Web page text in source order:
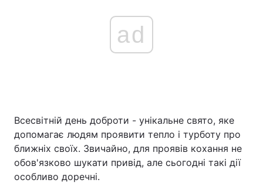
ad
Всесвітній день доброти - унікальне свято, яке
допомагає людям проявити тепло і турботу про
ближніх своїх. Звичайно, для проявів кохання не
обов'язково шукати привід, але сьогодні такі дії
особливо доречні.